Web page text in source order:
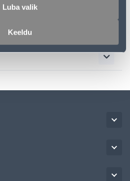
Luba valik
Keeldu